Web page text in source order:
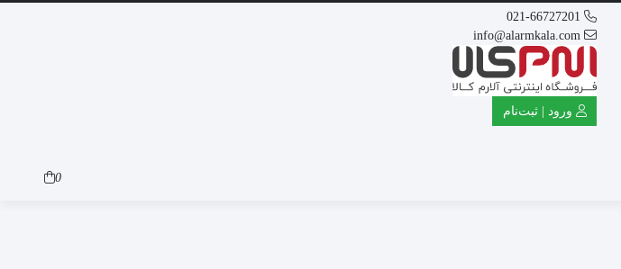
021-66727201
info@alarmkala.com
ورود | ثبت‌نام
0